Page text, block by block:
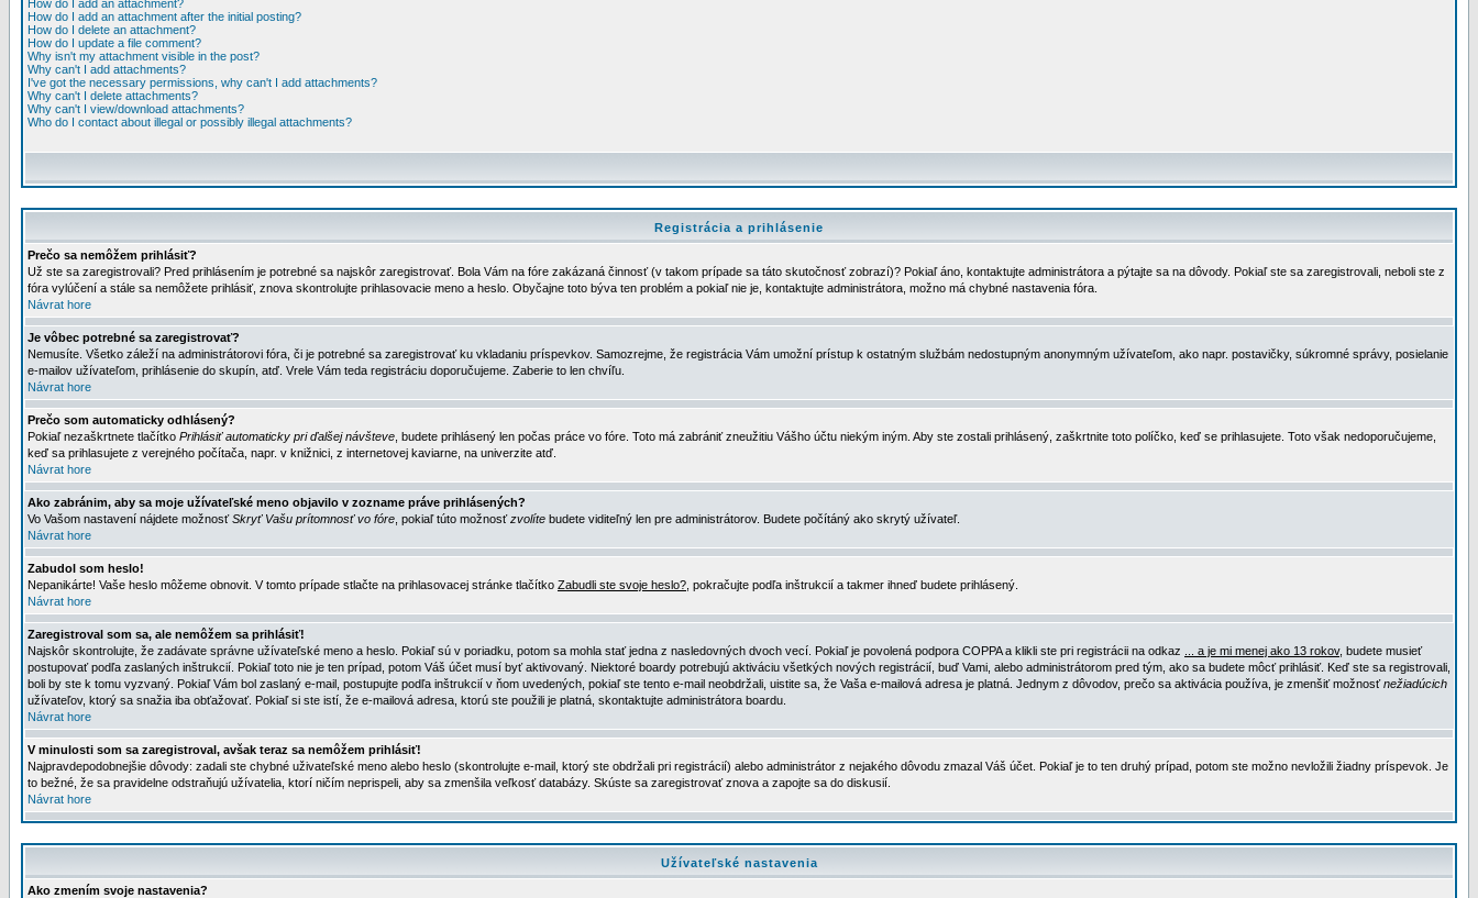
How do I add an attachment?
How do I add an attachment after the initial posting?
How do I delete an attachment?
How do I update a file comment?
Why isn't my attachment visible in the post?
Why can't I add attachments?
I've got the necessary permissions, why can't I add attachments?
Why can't I delete attachments?
Why can't I view/download attachments?
Who do I contact about illegal or possibly illegal attachments?
Registrácia a prihlásenie
Prečo sa nemôžem prihlásiť?
Už ste sa zaregistrovali? Pred prihlásením je potrebné sa najskôr zaregistrovať. Bola Vám na fóre zakázaná činnosť (v takom prípade sa táto skutočnosť zobrazí)? Pokiaľ áno, kontaktujte administrátora a pýtajte sa na dôvody. Pokiaľ ste sa zaregistrovali, neboli ste z
fóra vylúčení a stále sa nemôžete prihlásiť, znova skontrolujte prihlasovacie meno a heslo. Obyčajne toto býva ten problém a pokiaľ nie je, kontaktujte administrátora, možno má chybné nastavenia fóra.
Návrat hore
Je vôbec potrebné sa zaregistrovať?
Nemusíte. Všetko záleží na administrátorovi fóra, či je potrebné sa zaregistrovať ku vkladaniu príspevkov. Samozrejme, že registrácia Vám umožní prístup k ostatným službám nedostupným anonymným užívateľom, ako napr. postavičky, súkromné správy, posielanie
e-mailov užívateľom, prihlásenie do skupín, atď. Vrele Vám teda registráciu doporučujeme. Zaberie to len chvíľu.
Návrat hore
Prečo som automaticky odhlásený?
Pokiaľ nezaškrtnete tlačítko Prihlásiť automaticky pri ďalšej návšteve , budete prihlásený len počas práce vo fóre. Toto má zabrániť zneužitiu Vášho účtu niekým iným. Aby ste zostali prihlásený, zaškrtnite toto políčko, keď se prihlasujete. Toto však nedoporučujeme,
keď sa prihlasujete z verejného počítača, napr. v knižnici, z internetovej kaviarne, na univerzite atď.
Návrat hore
Ako zabránim, aby sa moje užívateľské meno objavilo v zozname práve prihlásených?
Vo Vašom nastavení nájdete možnosťSkryť Vašu prítomnosť vo fóre , pokiaľ túto možnosťzvolíte budete viditeľný len pre administrátorov. Budete počítáný ako skrytý užívateľ.
Návrat hore
Zabudol som heslo!
Nepanikárte! Vaše heslo môžeme obnovit. V tomto prípade stlačte na prihlasovacej stránke tlačítko Zabudli ste svoje heslo? , pokračujte podľa inštrukcií a takmer ihneď budete prihlásený.
Návrat hore
Zaregistroval som sa, ale nemôžem sa prihlásiť!
Najskôr skontrolujte, že zadávate správne užívateľské meno a heslo. Pokiaľ sú v poriadku, potom sa mohla stať jedna z nasledovných dvoch vecí. Pokiaľ je povolená podpora COPPA a klikli ste pri registrácii na odkaz
... a je mi menej ako 13 rokov, budete musieť
postupovať podľa zaslaných inštrukcií. Pokiaľ toto nie je ten prípad, potom Váš účet musí byť aktivovaný. Niektoré boardy potrebujú aktiváciu všetkých nových registrácií, buď Vami, alebo administrátorom pred tým, ako sa budete môcť prihlásiť. Keď ste sa registrovali,
boli by ste k tomu vyzvaný. Pokiaľ Vám bol zaslaný e-mail, postupujte podľa inštrukcií v ňom uvedených, pokiaľ ste tento e-mail neobdržali, uistite sa, že Vaša e-mailová adresa je platná. Jednym z dôvodov, prečo sa aktivácia používa, je zmenšiť možnosťnežiadúcich
užívateľov, ktorý sa snažia iba obťažovať. Pokiaľ si ste istí, že e-mailová adresa, ktorú ste použili je platná, skontaktujte administrátora boardu.
Návrat hore
V minulosti som sa zaregistroval, avšak teraz sa nemôžem prihlásiť!
Najpravdepodobnejšie dôvody: zadali ste chybné uživateľské meno alebo heslo (skontrolujte e-mail, ktorý ste obdržali pri registrácií) alebo administrátor z nejakého dôvodu zmazal Váš účet. Pokiaľ je to ten druhý prípad, potom ste možno nevložili žiadny príspevok. Je
to bežné, že sa pravidelne odstraňujú užívatelia, ktorí ničím neprispeli, aby sa zmenšila veľkosť databázy. Skúste sa zaregistrovať znova a zapojte sa do diskusií.
Návrat hore
Užívateľské nastavenia
Ako zmením svoje nastavenia?